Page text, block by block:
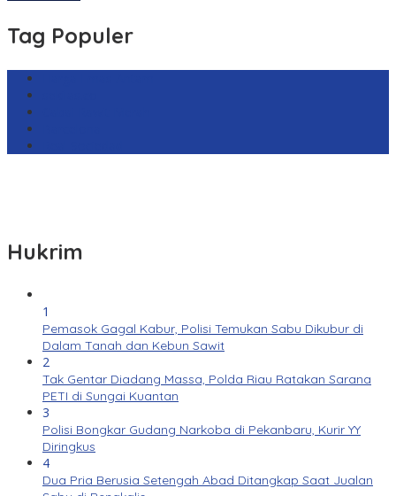
Tag Populer
Hukrim
1
Pemasok Gagal Kabur, Polisi Temukan Sabu Dikubur di
Dalam Tanah dan Kebun Sawit
2
Tak Gentar Diadang Massa, Polda Riau Ratakan Sarana
PETI di Sungai Kuantan
3
Polisi Bongkar Gudang Narkoba di Pekanbaru, Kurir YY
Diringkus
4
Dua Pria Berusia Setengah Abad Ditangkap Saat Jualan